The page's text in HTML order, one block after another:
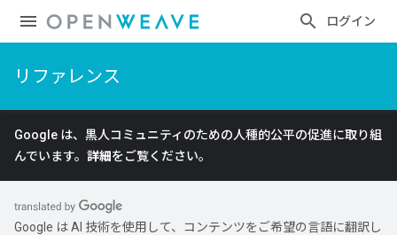
ログイン
リファレンス
Google は、黒人コミュニティのための人種的公平の促進に取り組
んでいます。 詳細をご覧ください。
Google は AI 技術を使用して、コンテンツをご希望の言語に翻訳し